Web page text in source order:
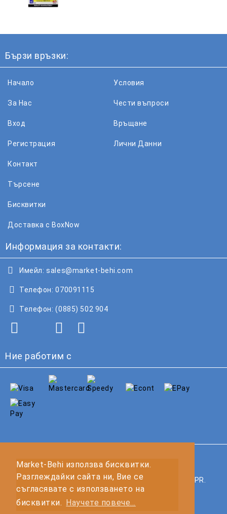
Market-Behi използва бисквитки.
Разглеждайки сайта ни, Вие се
съгласявате с използването на
бисквитки.
Научете повече...
Бързи връзки:
Начало
За Нас
Вход
Регистрация
Условия
Чести въпроси
Връщане
Лични Данни
Контакт
Търсене
Бисквитки
Доставка с BoxNow
Информация за контакти:
Имейл: sales@market-behi.com
Телефон: 070091115
Телефон: (0885) 502 904
Ние работим с
GDPR
Нашият онлайн магазин е 100% съобразен с GDPR.